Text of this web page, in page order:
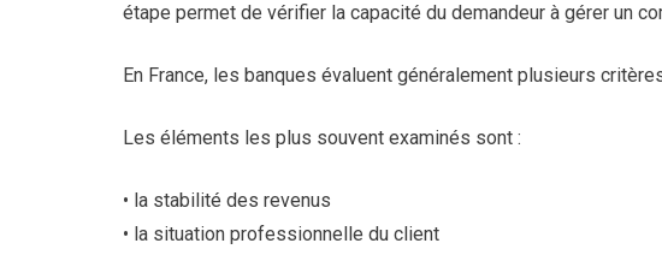
étape permet de vérifier la capacité du demandeur à gérer un
En France, les banques évaluent généralement plusieurs
Les éléments les plus souvent examinés sont :
• la stabilité des revenus
• la situation professionnelle du client